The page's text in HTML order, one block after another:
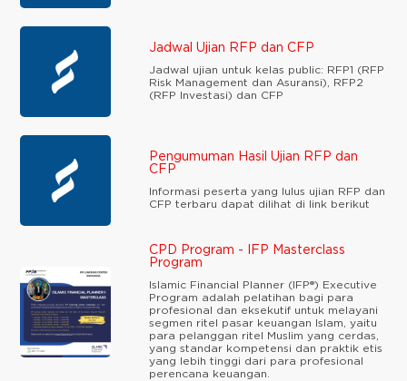
Jadwal Ujian RFP dan CFP
Jadwal ujian untuk kelas public: RFP1 (RFP
Risk Management dan Asuransi), RFP2
(RFP Investasi) dan CFP
Pengumuman Hasil Ujian RFP dan
CFP
Informasi peserta yang lulus ujian RFP dan
CFP terbaru dapat dilihat di link berikut
CPD Program - IFP Masterclass
Program
Islamic Financial Planner (IFP®) Executive
Program adalah pelatihan bagi para
profesional dan eksekutif untuk melayani
segmen ritel pasar keuangan Islam, yaitu
para pelanggan ritel Muslim yang cerdas,
yang standar kompetensi dan praktik etis
yang lebih tinggi dari para profesional
perencana keuangan.